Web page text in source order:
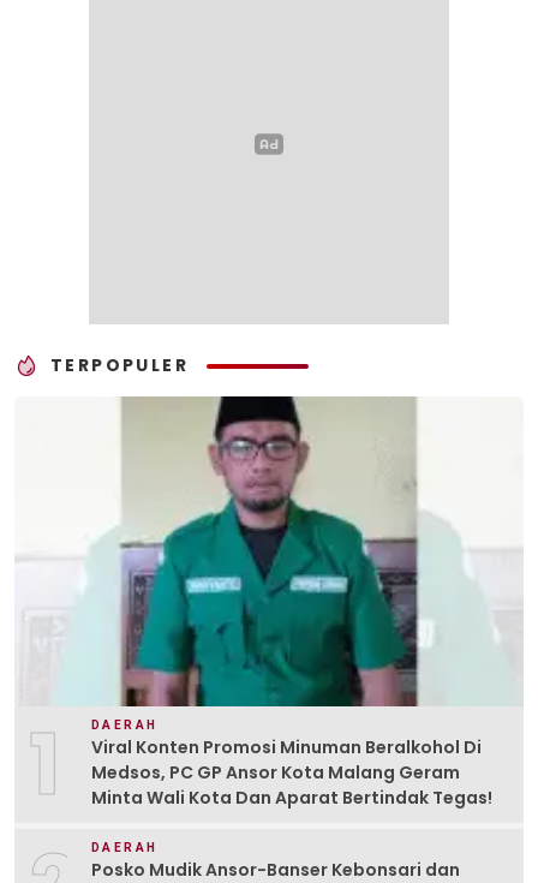
TERPOPULER
1 DAERAH
Viral Konten Promosi Minuman Beralkohol Di
Medsos, PC GP Ansor Kota Malang Geram
Minta Wali Kota Dan Aparat Bertindak Tegas!
DAERAH
Posko Mudik Ansor-Banser Kebonsari dan